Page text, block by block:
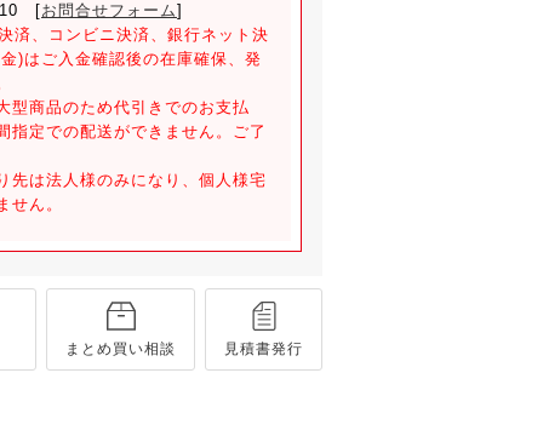
[お問合せフォーム]
済、コンビニ決済、銀行ネット決
)はご入金確認後の在庫確保、発
型商品のため代引きでのお支払
指定での配送ができません。ご了
先は法人様のみになり、個人様宅
せん。
まとめ買い相談 見積書発行